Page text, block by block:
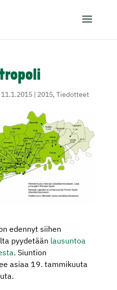
11.1.2015| 2015, Tiedotteet
edennyt siihen
pyydetään lausuntoa
. Siuntion
asiaa 19. tammikuuta